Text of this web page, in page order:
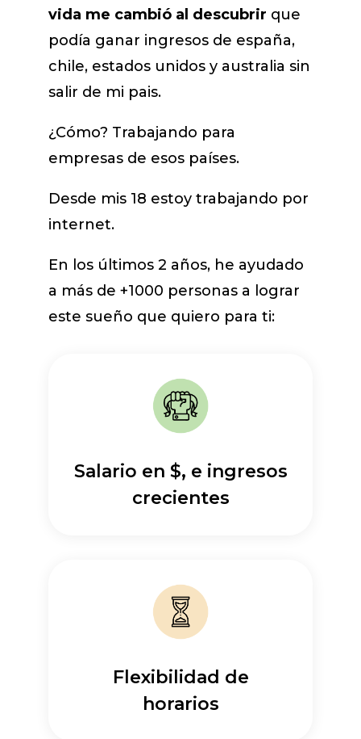
vida me cambió al descubrir que
podía ganar ingresos de españa,
chile, estados unidos y australia sin
salir de mi pais.
¿Cómo? Trabajando para
empresas de esos países.
Desde mis 18 estoy trabajando por
internet.
En los últimos 2 años, he ayudado
a más de +1000 personas a lograr
este sueño que quiero para ti:
Salario en $, e ingresos
crecientes
Flexibilidad de
horarios